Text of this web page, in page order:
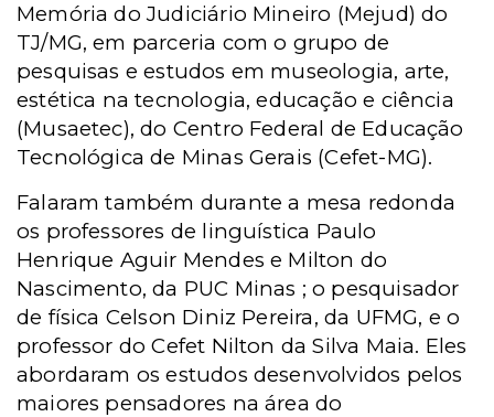
Memória do Judiciário Mineiro (Mejud) do
TJ/MG, em parceria com o grupo de
pesquisas e estudos em museologia, arte,
estética na tecnologia, educação e ciência
(Musaetec), do Centro Federal de Educação
Tecnológica de Minas Gerais (Cefet-MG).
Falaram também durante a mesa redonda
os professores de linguística Paulo
Henrique Aguir Mendes e Milton do
Nascimento, da PUC Minas ; o pesquisador
de física Celson Diniz Pereira, da UFMG, e o
professor do Cefet Nilton da Silva Maia. Eles
abordaram os estudos desenvolvidos pelos
maiores pensadores na área do